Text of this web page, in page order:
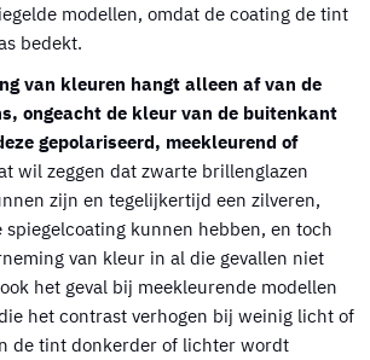
modellen, omdat de coating de tint
bedekt.
van kleuren hangt alleen af van de
ongeacht de kleur van de buitenkant
gepolariseerd, meekleurend of
wil zeggen dat zwarte brillenglazen
zijn en tegelijkertijd een zilveren,
spiegelcoating kunnen hebben, en toch
van kleur in al die gevallen niet
het geval bij meekleurende modellen
het contrast verhogen bij weinig licht of
de tint donkerder of lichter wordt